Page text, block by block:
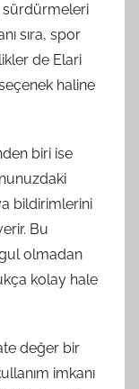
sürdürmeleri
sıra, spor
de Elari
haline
biri ise
bildirimlerini
Bu
olmadan
kolay hale
değer bir
imkanı